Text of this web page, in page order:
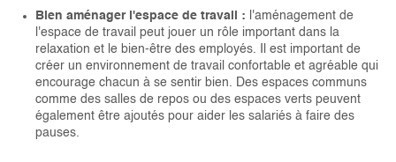
Bien aménager l'espace de travail :
l'aménagement de
l'espace de travail peut jouer un rôle important dans la
relaxation et le bien-être des employés. Il est important de
créer un environnement de travail confortable et agréable qui
encourage chacun à se sentir bien. Des espaces communs
comme des salles de repos ou des espaces verts peuvent
également être ajoutés pour aider les salariés à faire des
pauses.